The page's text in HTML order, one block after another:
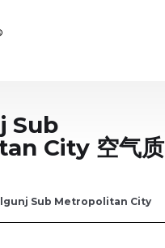
Sub
City 空气质
Sub Metropolitan City